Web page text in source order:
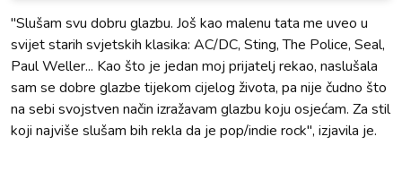
"Slušam svu dobru glazbu. Još kao malenu tata me uveo u
svijet starih svjetskih klasika: AC/DC, Sting, The Police, Seal,
Paul Weller... Kao što je jedan moj prijatelj rekao, naslušala
sam se dobre glazbe tijekom cijelog života, pa nije čudno što
na sebi svojstven način izražavam glazbu koju osjećam. Za stil
koji najviše slušam bih rekla da je pop/indie rock", izjavila je.